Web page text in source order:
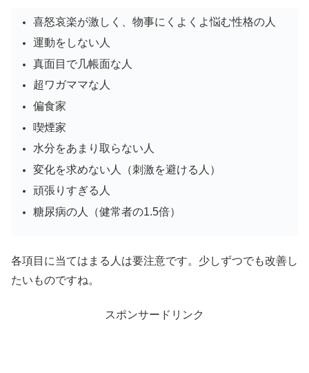
喜怒哀楽が激しく、物事にくよくよ悩む性格の人
運動をしない人
真面目で几帳面な人
超ワガママな人
偏食家
喫煙家
水分をあまり取らない人
変化を求めない人（刺激を避ける人）
頑張りすぎる人
糖尿病の人（健常者の1.5倍）
各項目に当てはまる人は要注意です。少しずつでも改善し
たいものですね。
スポンサードリンク